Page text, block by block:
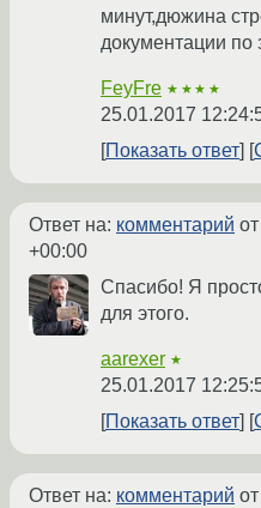
минут,дюжина
документации по
FeyFre ★★★★
25.01.2017
Показать ответ
Ответ на: комментарий
+00:00
Спасибо! Я
для этого.
aarexer ★
25.01.2017
Показать ответ
Ответ на: комментарий